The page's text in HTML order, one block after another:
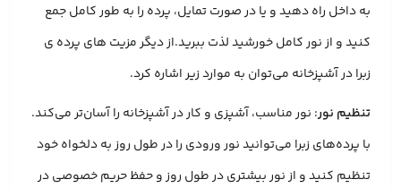
به داخل راه دهید و یا در صورت تمایل، پرده را به طور کامل جمع
کنید و از نور کامل خورشید لذت ببرید.از دیگر مزیت های پرده ی
زبرا در آشپزخانه می‌توان به موارد زیر اشاره کرد.
تنظیم نور: نور مناسب، آشپزی و کار در آشپزخانه را آسان‌تر می‌کند.
با پرده‌های زبرا می‌توانید نور ورودی را در طول روز به دلخواه خود
تنظیم کنید و از نور بیشتری در طول روز و حفظ حریم خصوصی در